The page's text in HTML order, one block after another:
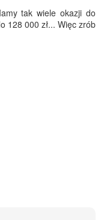
tak wiele okazji do
128 000 zł... Więc zrób